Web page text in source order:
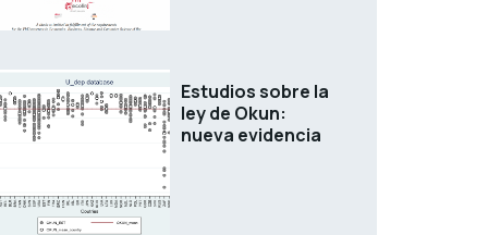
Estudios sobre la
ley de Okun:
nueva evidencia